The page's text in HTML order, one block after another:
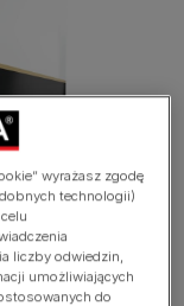
wyrażasz zgodę
technologii)
liczby odwiedzin,
umożliwiających
do